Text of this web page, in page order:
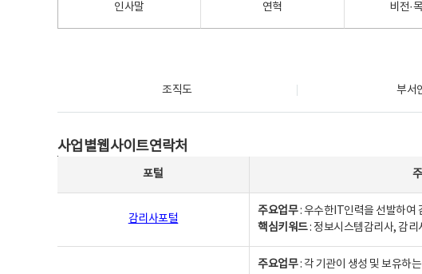
인사말 연혁 비전·
조직도 부서
사업별웹사이트연락처
포털
감리사포털
주요업무: 우수한IT인력을 선발하여
핵심키워드: 정보시스템감리사, 감리
주요업무: 각 기관이 생성 및 보유하